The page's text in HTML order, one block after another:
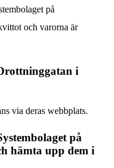
på
och varorna är
i
via deras webbplats.
på
hämta upp dem i